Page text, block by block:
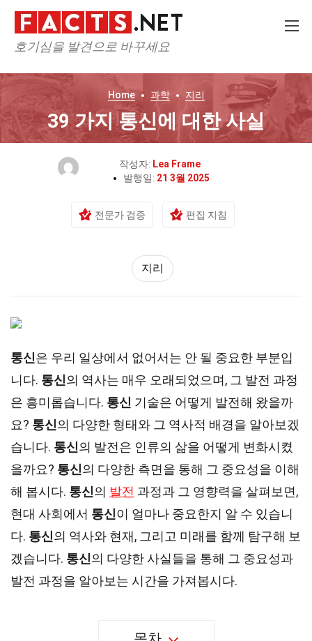
호기심을 발견으로 바꾸세요
Home 과학 지리
39 가지 통신에 대한 사실
작성자: Lea Frame
발행일: 21 3월 2025
전문가 검증 편집 지침
지리
통신은 우리 일상에서 없어서는 안 될 중요한 부분입
니다. 통신의 역사는 매우 오래되었으며, 그 발전 과정
은 흥미롭습니다. 통신 기술은 어떻게 발전해 왔을까
요? 통신의 다양한 형태와 그 역사적 배경을 알아보겠
습니다. 통신의 발전은 인류의 삶을 어떻게 변화시켰
을까요? 통신의 다양한 측면을 통해 그 중요성을 이해
해 봅시다. 통신의 발전 과정과 그 영향력을 살펴보면,
현대 사회에서 통신이 얼마나 중요한지 알 수 있습니
다. 통신의 역사와 현재, 그리고 미래를 함께 탐구해 보
겠습니다. 통신의 다양한 사실들을 통해 그 중요성과
발전 과정을 알아보는 시간을 가져봅시다.